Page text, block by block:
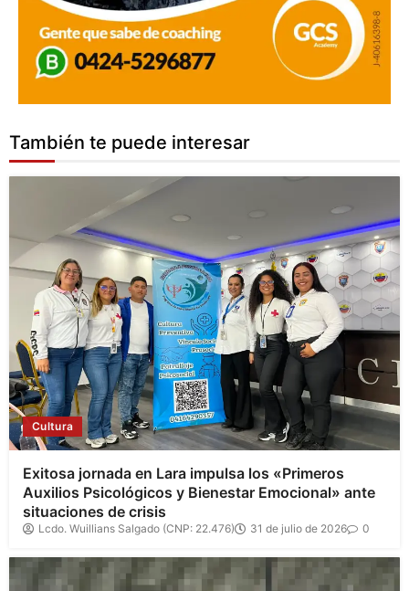
También te puede interesar
Cultura
Exitosa jornada en Lara impulsa los «Primeros
Auxilios Psicológicos y Bienestar Emocional» ante
situaciones de crisis
Lcdo. Wuillians Salgado (CNP: 22.476) 31 de julio de 2026 0